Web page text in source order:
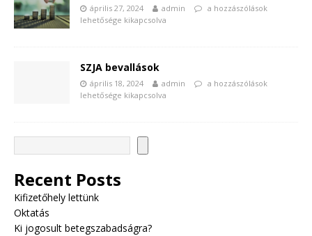
április 27, 2024 admin
a hozzászólások
lehetősége kikapcsolva
SZJA bevallások
április 18, 2024 admin
a hozzászólások
lehetősége kikapcsolva
Recent Posts
Kifizetőhely lettünk
Oktatás
Ki jogosult betegszabadságra?